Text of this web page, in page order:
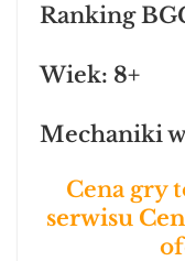
Ranking
Wiek: 8+
Mechaniki
Cena gry
serwisu